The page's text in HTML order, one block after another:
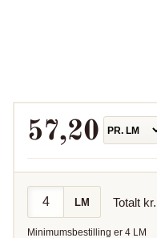
57,20
LM Totalt kr.
Minimumsbestilling er 4 LM